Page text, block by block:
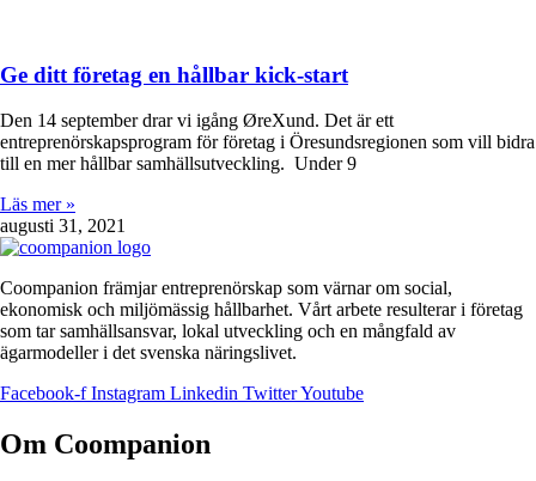
Ge ditt företag en hållbar kick-start
Den 14 september drar vi igång ØreXund. Det är ett
entreprenörskapsprogram för företag i Öresundsregionen som vill bidra
till en mer hållbar samhällsutveckling. Under 9
Läs mer »
augusti 31, 2021
Coompanion främjar entreprenörskap som värnar om social,
ekonomisk och miljömässig hållbarhet. Vårt arbete resulterar i företag
som tar samhällsansvar, lokal utveckling och en mångfald av
ägarmodeller i det svenska näringslivet.
Facebook-f Instagram Linkedin TwitterYoutube
Om Coompanion